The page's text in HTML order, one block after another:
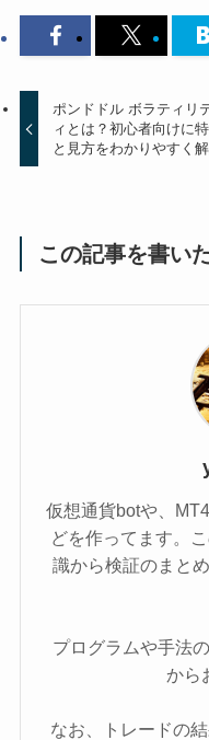
ポンドドル ボラティリ
ィとは？初心者向けに
と見方をわかりやすく
この記事を書い
仮想通貨botや、
どを作ってます。
識から検証のまと
プログラムや手法
から
なお、トレードの